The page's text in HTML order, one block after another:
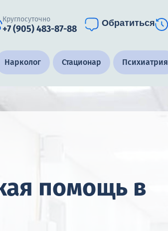
Круглосуточно
+7 (905) 483-87-88
Обратиться
Нарколог Стационар Психиатрия
помощь в